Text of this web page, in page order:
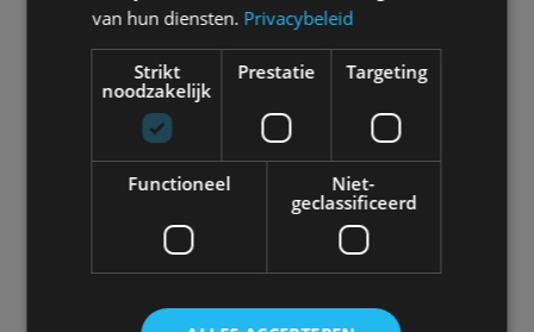
autoliefhebber sneller van gaat kloppen. In beeld én geluid,
van stadsauto tot supercar.Ons team
levert je het laatste
autonieuws, autotests en nog veel meer.
Meld je aan voor de nieuwsbrief!
Volg AutoRAI.nl op social media
van hun diensten. Privacybeleid
Strikt
noodzakelijk
Prestatie Targeting
Functioneel
Niet-
geclassificeerd